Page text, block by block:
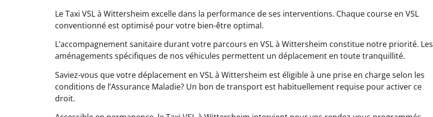
Le Taxi VSL à Wittersheim excelle dans la performance de ses interventions. Chaque course en VSL
conventionné est optimisé pour votre bien-être optimal.
L’accompagnement sanitaire durant votre parcours en VSL à Wittersheim constitue notre priorité. Les
aménagements spécifiques de nos véhicules permettent un déplacement en toute tranquillité.
Saviez-vous que votre déplacement en VSL à Wittersheim est éligible à une prise en charge selon les
conditions de l’Assurance Maladie? Un bon de transport est habituellement requise pour activer ce
droit.